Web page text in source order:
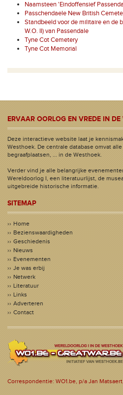
Naamsteen 'Eindoffensief
Passchendaele New British
Standbeeld voor de militaire en de
W.O. II) van Passendale
Tyne Cot Cemetery
Tyne Cot Memorial
ERVAAR OORLOG EN VREDE IN DE
Deze interactieve website laat je
Westhoek. De centrale database omvat
begraafplaatsen, ... in de Westhoek.
Verder vind je alle belangrijke
Wereldoorlog I, een literatuurlijst, de
uitgebreide historische informatie.
SITEMAP
Home
Bezienswaardigheden
Geschiedenis
Nieuws
Evenementen
Je was erbij
Netwerk
Literatuur
Links
Adverteren
Contact
Correspondentie: WO1.be, p/a Jan